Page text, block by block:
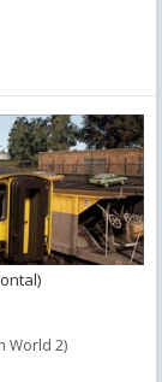
World 2)